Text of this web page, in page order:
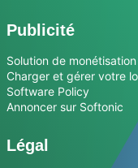
Publicité
Solution de
Charger et gérer votre
Software Policy
Annoncer sur Softonic
Légal